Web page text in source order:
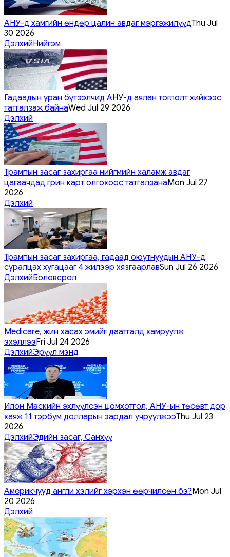
АНУ-д хамгийн өндөр цалин авдаг мэргэжилүүдThu Jul
30 2026
ДэлхийНийгэм
Гадаадын уран бүтээлчид АНУ-д аялан тоглолт хийхээс
татгалзаж байнаWed Jul 29 2026
Дэлхий
Трампын засаг захиргаа нийгмийн халамж авдаг
цагаачдад грин карт олгохоос татгалзанаMon Jul 27
2026
Дэлхий
Трампын засаг захиргаа, гадаад оюутнуудын АНУ-д
суралцах хугацааг 4 жилээр хязгаарлавSun Jul 26 2026
ДэлхийБоловсрол
Medicare, жин хасах эмийг даатгалд хамруулж
эхэллээFri Jul 24 2026
ДэлхийЭрүүл мэнд
Илон Маскийн эхлүүлсэн цомхотгол, АНУ-ын төсөвт дор
хаяж 11 тэрбум долларын зардал учруулжээThu Jul 23
2026
ДэлхийЭдийн засаг, Санхүү
Америкчууд англи хэлийг хэрхэн өөрчилсөн бэ?Mon Jul
20 2026
Дэлхий